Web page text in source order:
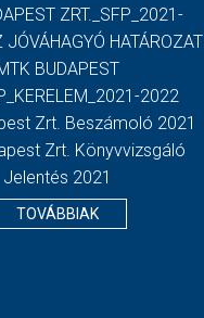
ZRT._SFP_2021-
HATÁROZAT
BUDAPEST
2022
Zrt. Beszámoló 2021
Zrt. Könyvvizsgáló
Jelentés 2021
TOVÁBBIAK